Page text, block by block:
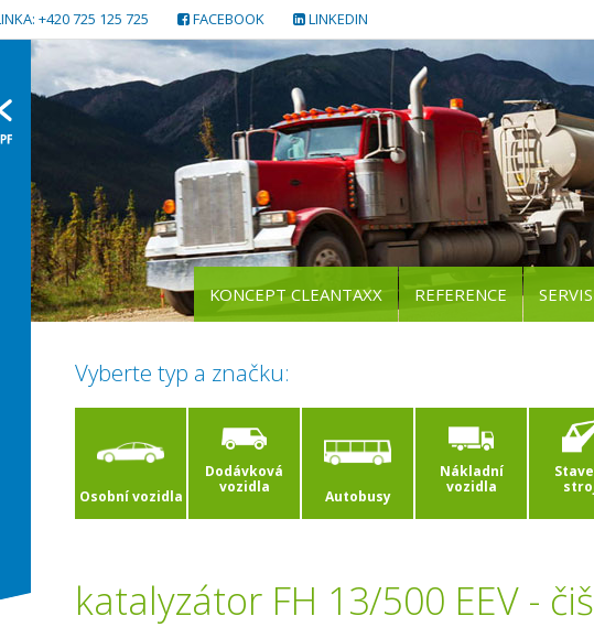
+420 725 125 725 FACEBOOK LINKEDIN
Vyberte typ a značku:
Osobní vozidla
Dodávková
vozidla
Autobusy
Nákladní
vozidla
katalyzátor FH 13/500 EEV -
KONCEPT CLEANTAXX REFERENCE